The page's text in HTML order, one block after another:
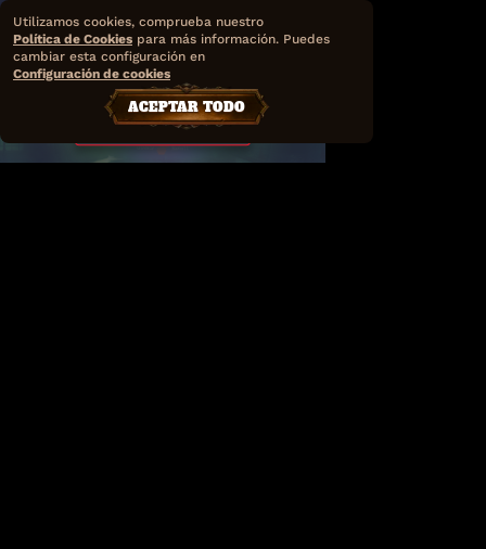
Utilizamos cookies, comprueba nuestro
Política de Cookies para más información. Puedes
cambiar esta configuración en
Configuración de cookies
ACEPTAR TODO